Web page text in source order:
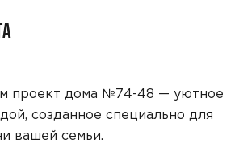
проект дома №74-48 — уютное
созданное специально для
вашей семьи.